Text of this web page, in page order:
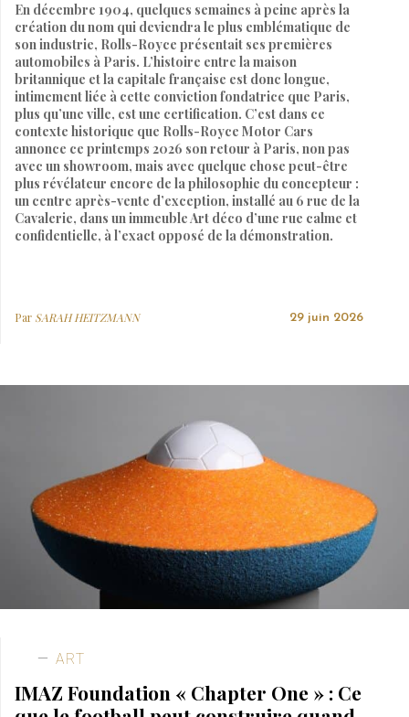
En décembre 1904, quelques semaines à peine après la
création du nom qui deviendra le plus emblématique de
son industrie, Rolls-Royce présentait ses premières
automobiles à Paris. L’histoire entre la maison
britannique et la capitale française est donc longue,
intimement liée à cette conviction fondatrice que Paris,
plus qu’une ville, est une certification. C’est dans ce
contexte historique que Rolls-Royce Motor Cars
annonce ce printemps 2026 son retour à Paris, non pas
avec un showroom, mais avec quelque chose peut-être
plus révélateur encore de la philosophie du concepteur :
un centre après-vente d’exception, installé au 6 rue de la
Cavalerie, dans un immeuble Art déco d’une rue calme et
confidentielle, à l’exact opposé de la démonstration.
Par SARAH HEITZMANN 29 juin 2026
ART
IMAZ Foundation « Chapter One » : Ce